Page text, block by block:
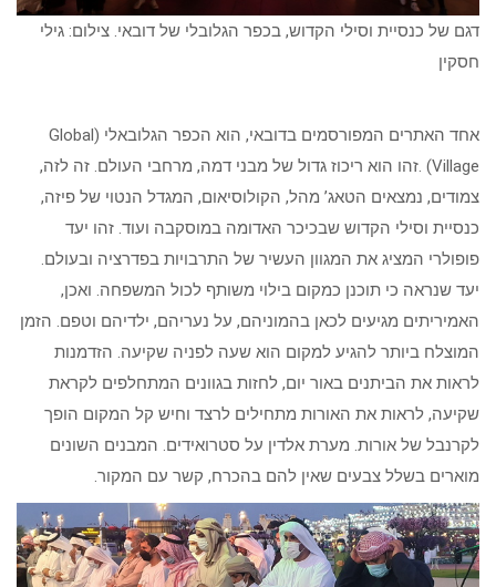
דגם של כנסיית וסילי הקדוש, בכפר הגלובלי של דובאי. צילום: גילי
חסקין
אחד האתרים המפורסמים בדובאי, הוא הכפר הגלובאלי (Global
Village) .זהו הוא ריכוז גדול של מבני דמה, מרחבי העולם. זה לזה,
צמודים, נמצאים הטאג’ מהל, הקולוסיאום, המגדל הנטוי של פיזה,
כנסיית וסילי הקדוש שבכיכר האדומה במוסקבה ועוד. זהו יעד
פופולרי המציג את המגוון העשיר של התרבויות בפדרציה ובעולם.
יעד שנראה כי תוכנן כמקום בילוי משותף לכול המשפחה. ואכן,
האמיריתים מגיעים לכאן בהמוניהם, על נעריהם, ילדיהם וטפם. הזמן
המוצלח ביותר להגיע למקום הוא שעה לפניה שקיעה. הזדמנות
לראות את הביתנים באור יום, לחזות בגוונים המתחלפים לקראת
שקיעה, לראות את האורות מתחילים לרצד וחיש קל המקום הופך
לקרנבל של אורות. מערת אלדין על סטרואידים. המבנים השונים
מוארים בשלל צבעים שאין להם בהכרח, קשר עם המקור.